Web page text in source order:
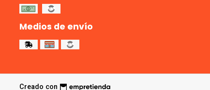
Medios de envío
Creado con